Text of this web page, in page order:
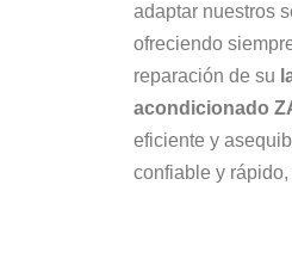
adaptar nuestros
ofreciendo
reparación de su
acondicionado
eficiente y
confiable y